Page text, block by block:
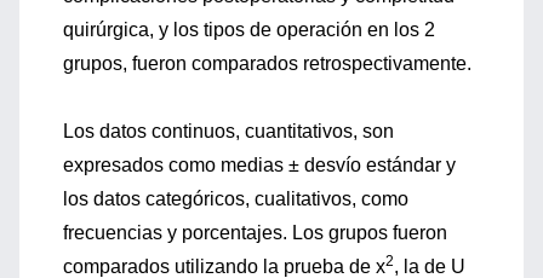
quirúrgica, y los tipos de operación en los 2
grupos, fueron comparados retrospectivamente.
Los datos continuos, cuantitativos, son
expresados como medias ± desvío estándar y
los datos categóricos, cualitativos, como
frecuencias y porcentajes. Los grupos fueron
comparados utilizando la prueba de x2, la de U